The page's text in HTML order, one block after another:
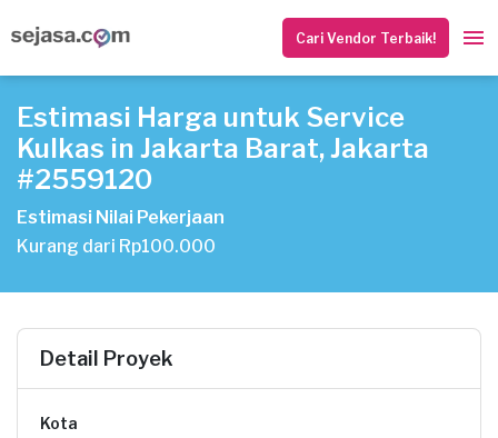
Cari Vendor Terbaik!
Estimasi Harga untuk Service
Kulkas in Jakarta Barat, Jakarta
#2559120
Estimasi Nilai Pekerjaan
Kurang dari Rp100.000
Detail Proyek
Kota